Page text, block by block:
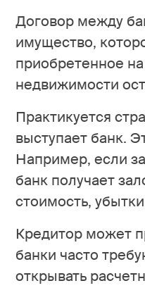
Договор между
имущество,
приобретенное
недвижимости
Практикуется
выступает банк.
Например, если
банк получает
стоимость,
Кредитор может
банки часто
открывать